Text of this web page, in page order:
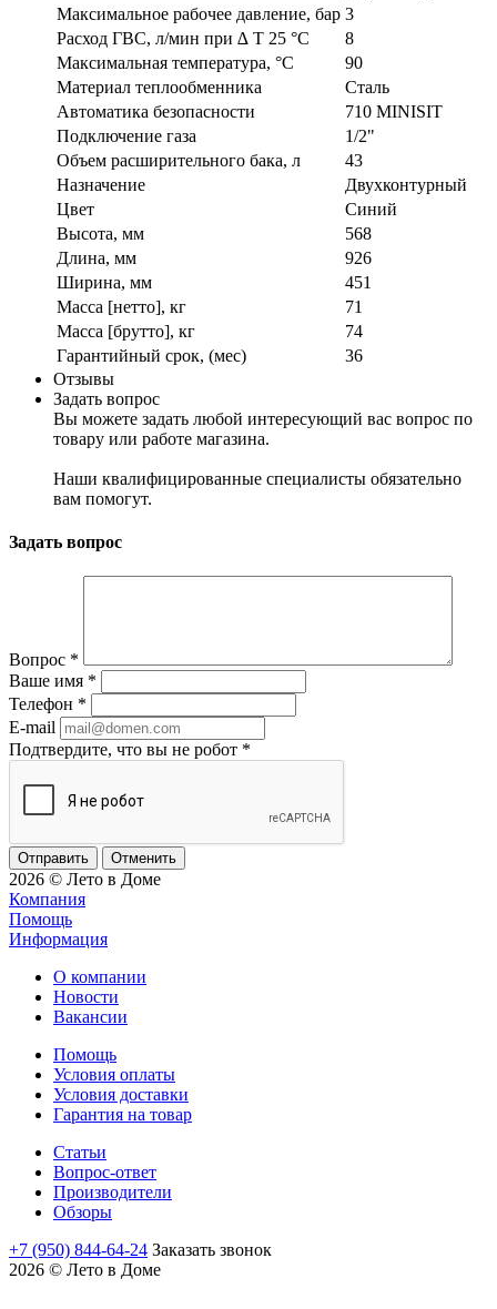
Максимальное рабочее давление, бар 3
Расход ГВС, л/мин при ∆ T 25 °C
8
Максимальная температура, °C
90
Материал теплообменника
Сталь
Автоматика безопасности
710 MINISIT
Подключение газа
1/2"
Объем расширительного бака, л
43
Назначение
Двухконтурный
Цвет
Синий
Высота, мм
568
Длина, мм
926
Ширина, мм
451
Масса [нетто], кг
71
Масса [брутто], кг
74
Гарантийный срок, (мес)
36
Отзывы
Задать вопрос
Вы можете задать любой интересующий вас вопрос по
товару или работе магазина.
Наши квалифицированные специалисты обязательно
вам помогут.
Задать вопрос
Вопрос *
Ваше имя *
Телефон *
E-mail
Подтвердите, что вы не робот *
Отменить
2026 © Лето в Доме
Компания
Помощь
Информация
О компании
Новости
Вакансии
Помощь
Условия оплаты
Условия доставки
Гарантия на товар
Статьи
Вопрос-ответ
Производители
Обзоры
+7 (950) 844-64-24 Заказать звонок
2026 © Лето в Доме